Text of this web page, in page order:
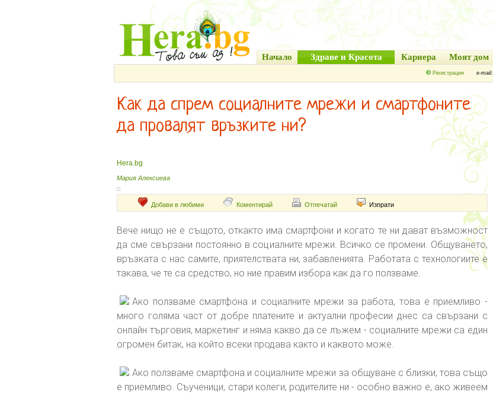
Начало Здраве и Красота Кариера Моят дом
Регистрация e-mail:
Как да спрем социалните мрежи и смартфоните
да провалят връзките ни?
Hera.bg
Мария Алексиева
Добави в любими Коментирай Отпечатай Изпрати
Вече нищо не е същото, откакто има смартфони и когато те ни дават възможност
да сме свързани постоянно в социалните мрежи. Всичко се промени. Общуването,
връзката с нас самите, приятелствата ни, забавленията. Работата с технологиите е
такава, че те са средство, но ние правим избора как да го ползваме.
Ако ползваме смартфона и социалните мрежи за работа, това е приемливо -
много голяма част от добре платените и актуални професии днес са свързани с
онлайн търговия, маркетинг и няма какво да се лъжем - социалните мрежи са един
огромен битак, на който всеки продава както и каквото може.
Ако ползваме смартфона и социалните мрежи за общуване с близки, това също
е приемливо. Съученици, стари колеги, родителите ни - особно важно е, ако живеем